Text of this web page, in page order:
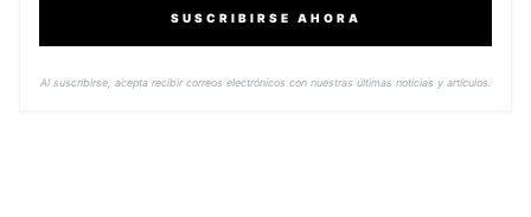
SUSCRIBIRSE AHORA
Al suscribirse, acepta recibir correos electrónicos con nuestras últimas noticias y artículos.